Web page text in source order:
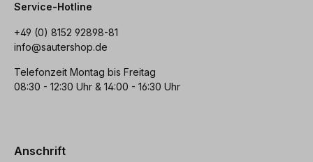
Service-Hotline
+49 (0) 8152 92898-81
info@sautershop.de
Telefonzeit Montag bis Freitag
08:30 - 12:30 Uhr & 14:00 - 16:30 Uhr
Anschrift